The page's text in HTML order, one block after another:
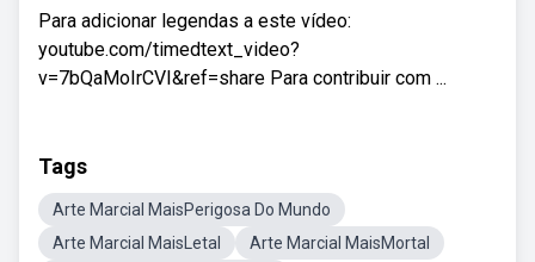
Para adicionar legendas a este vídeo:
youtube.com/timedtext_video?
v=7bQaMoIrCVI&ref=share Para contribuir com ...
Tags
Arte Marcial MaisPerigosa Do Mundo
Arte Marcial MaisLetal
Arte Marcial MaisMortal